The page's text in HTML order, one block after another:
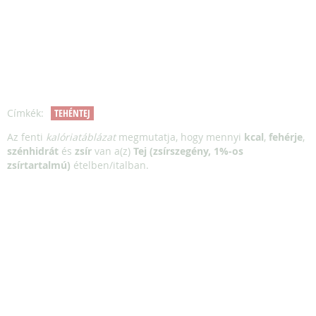
Címkék:
TEHÉNTEJ
Az fenti kalóriatáblázatmegmutatja, hogy mennyi kcal, fehérje,
szénhidrát és zsír van a(z) Tej (zsírszegény, 1%-os
zsírtartalmú) ételben/italban.